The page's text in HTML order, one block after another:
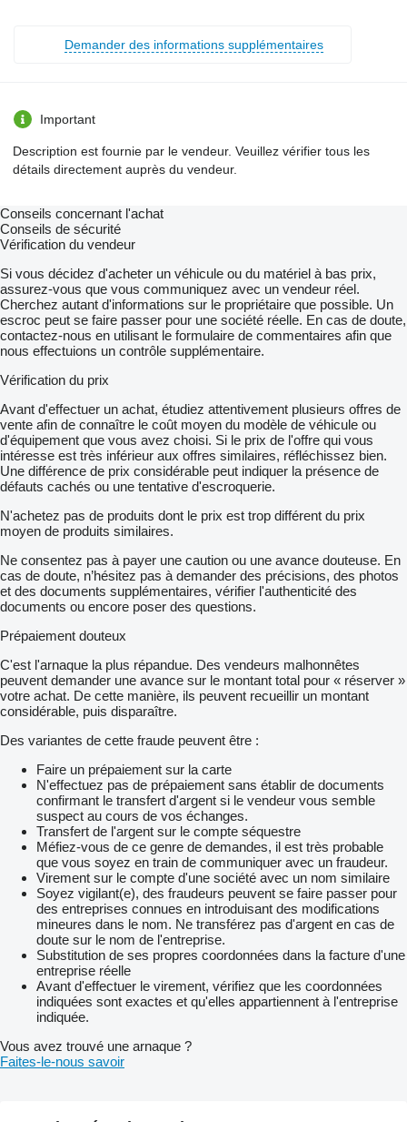
Demander des informations supplémentaires
Important
Description est fournie par le vendeur. Veuillez vérifier tous les
détails directement auprès du vendeur.
Conseils concernant l'achat
Conseils de sécurité
Vérification du vendeur
Si vous décidez d'acheter un véhicule ou du matériel à bas prix,
assurez-vous que vous communiquez avec un vendeur réel.
Cherchez autant d'informations sur le propriétaire que possible. Un
escroc peut se faire passer pour une société réelle. En cas de doute,
contactez-nous en utilisant le formulaire de commentaires afin que
nous effectuions un contrôle supplémentaire.
Vérification du prix
Avant d'effectuer un achat, étudiez attentivement plusieurs offres de
vente afin de connaître le coût moyen du modèle de véhicule ou
d'équipement que vous avez choisi. Si le prix de l'offre qui vous
intéresse est très inférieur aux offres similaires, réfléchissez bien.
Une différence de prix considérable peut indiquer la présence de
défauts cachés ou une tentative d'escroquerie.
N'achetez pas de produits dont le prix est trop différent du prix
moyen de produits similaires.
Ne consentez pas à payer une caution ou une avance douteuse. En
cas de doute, n’hésitez pas à demander des précisions, des photos
et des documents supplémentaires, vérifier l'authenticité des
documents ou encore poser des questions.
Prépaiement douteux
C'est l'arnaque la plus répandue. Des vendeurs malhonnêtes
peuvent demander une avance sur le montant total pour « réserver »
votre achat. De cette manière, ils peuvent recueillir un montant
considérable, puis disparaître.
Des variantes de cette fraude peuvent être :
Faire un prépaiement sur la carte
N'effectuez pas de prépaiement sans établir de documents
confirmant le transfert d'argent si le vendeur vous semble
suspect au cours de vos échanges.
Transfert de l'argent sur le compte séquestre
Méfiez-vous de ce genre de demandes, il est très probable
que vous soyez en train de communiquer avec un fraudeur.
Virement sur le compte d'une société avec un nom similaire
Soyez vigilant(e), des fraudeurs peuvent se faire passer pour
des entreprises connues en introduisant des modifications
mineures dans le nom. Ne transférez pas d'argent en cas de
doute sur le nom de l'entreprise.
Substitution de ses propres coordonnées dans la facture d'une
entreprise réelle
Avant d'effectuer le virement, vérifiez que les coordonnées
indiquées sont exactes et qu'elles appartiennent à l'entreprise
indiquée.
Vous avez trouvé une arnaque ?
Faites-le-nous savoir